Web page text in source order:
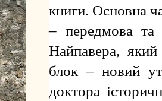
книги. Основна
– передмова та
Найпавера,
блок – новий
доктора